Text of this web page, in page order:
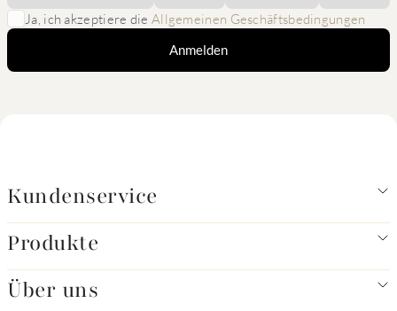
Ja, ich akzeptiere die Allgemeinen Geschäftsbedingungen
Anmelden
Kundenservice
Produkte
Über uns